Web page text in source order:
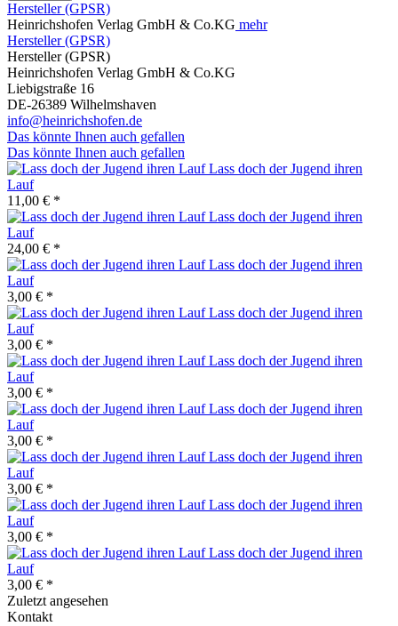
Hersteller (GPSR)
Heinrichshofen Verlag GmbH & Co.KG mehr
Hersteller (GPSR)
Hersteller (GPSR)
Heinrichshofen Verlag GmbH & Co.KG
Liebigstraße 16
DE-26389 Wilhelmshaven
info@heinrichshofen.de
Das könnte Ihnen auch gefallen
Das könnte Ihnen auch gefallen
Lass doch der Jugend ihren
Lauf
11,00 € *
Lass doch der Jugend ihren
Lauf
24,00 € *
Lass doch der Jugend ihren
Lauf
3,00 € *
Lass doch der Jugend ihren
Lauf
3,00 € *
Lass doch der Jugend ihren
Lauf
3,00 € *
Lass doch der Jugend ihren
Lauf
3,00 € *
Lass doch der Jugend ihren
Lauf
3,00 € *
Lass doch der Jugend ihren
Lauf
3,00 € *
Lass doch der Jugend ihren
Lauf
3,00 € *
Zuletzt angesehen
Kontakt